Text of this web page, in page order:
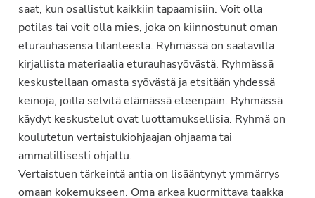
saat, kun osallistut kaikkiin tapaamisiin. Voit olla
potilas tai voit olla mies, joka on kiinnostunut oman
eturauhasensa tilanteesta. Ryhmässä on saatavilla
kirjallista materiaalia eturauhasyövästä. Ryhmässä
keskustellaan omasta syövästä ja etsitään yhdessä
keinoja, joilla selvitä elämässä eteenpäin. Ryhmässä
käydyt keskustelut ovat luottamuksellisia. Ryhmä on
koulutetun vertaistukiohjaajan ohjaama tai
ammatillisesti ohjattu.
Vertaistuen tärkeintä antia on lisääntynyt ymmärrys
omaan kokemukseen. Oma arkea kuormittava taakka